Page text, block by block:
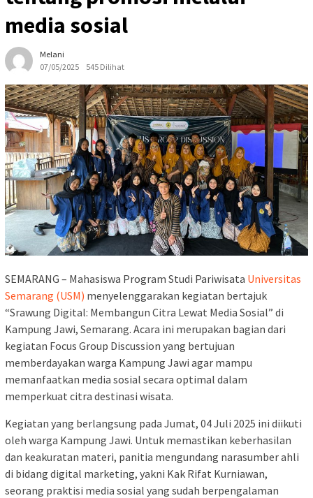
media sosial
Melani
07/05/2025
545 Dilihat
SEMARANG – Mahasiswa Program Studi Pariwisata Universitas
Semarang (USM) menyelenggarakan kegiatan bertajuk
“Srawung Digital: Membangun Citra Lewat Media Sosial” di
Kampung Jawi, Semarang. Acara ini merupakan bagian dari
kegiatan Focus Group Discussion yang bertujuan
memberdayakan warga Kampung Jawi agar mampu
memanfaatkan media sosial secara optimal dalam
memperkuat citra destinasi wisata.
Kegiatan yang berlangsung pada Jumat, 04 Juli 2025 ini diikuti
oleh warga Kampung Jawi. Untuk memastikan keberhasilan
dan keakuratan materi, panitia mengundang narasumber ahli
di bidang digital marketing, yakni Kak Rifat Kurniawan,
seorang praktisi media sosial yang sudah berpengalaman